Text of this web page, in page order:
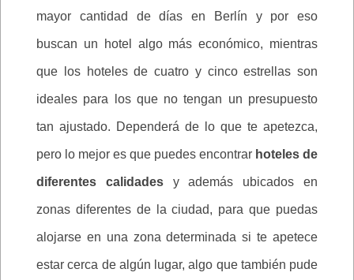
mayor cantidad de días en Berlín y por eso
buscan un hotel algo más económico, mientras
que los hoteles de cuatro y cinco estrellas son
ideales para los que no tengan un presupuesto
tan ajustado. Dependerá de lo que te apetezca,
pero lo mejor es que puedes encontrar hoteles de
diferentes calidades y además ubicados en
zonas diferentes de la ciudad, para que puedas
alojarse en una zona determinada si te apetece
estar cerca de algún lugar, algo que también pude